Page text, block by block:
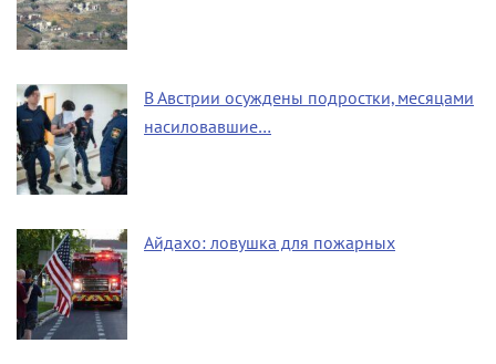
В Австрии осуждены подростки, месяцами
насиловавшие…
Айдахо: ловушка для пожарных